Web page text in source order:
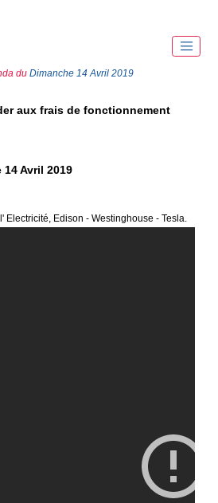
du Dimanche 14 Avril 2019
aux frais de fonctionnement
14 Avril 2019
Electricité, Edison - Westinghouse - Tesla.